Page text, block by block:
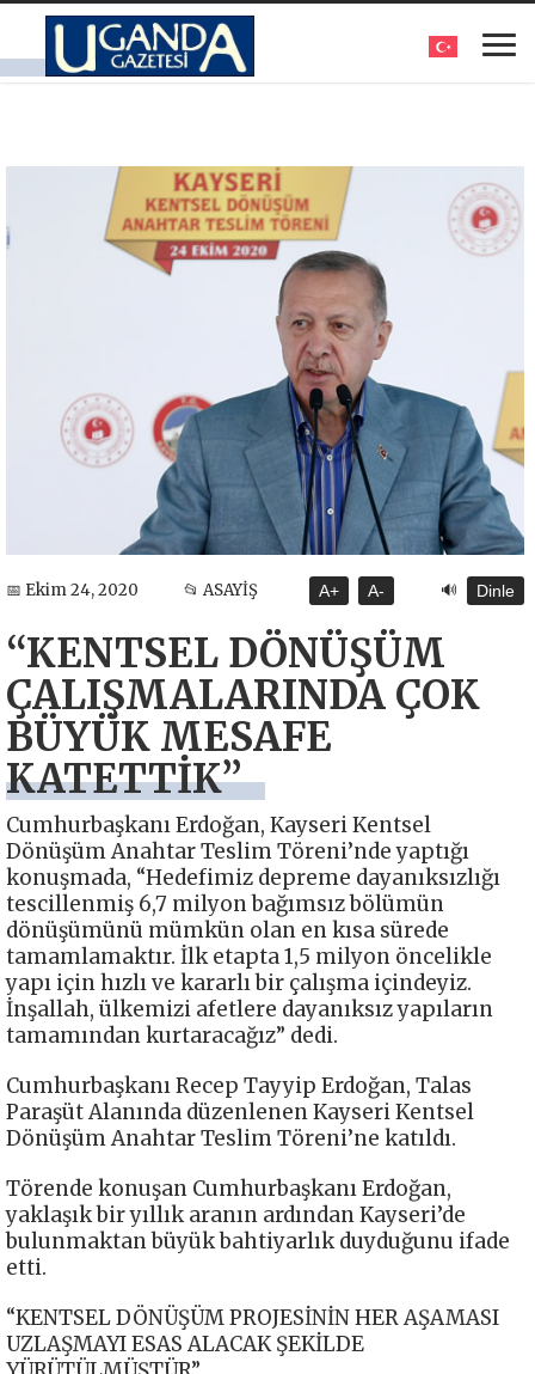
📅 Ekim 24, 2020 📂 ASAYİŞ A+ A- 🔊 Dinle
“KENTSEL DÖNÜŞÜM
ÇALIŞMALARINDA ÇOK
BÜYÜK MESAFE
KATETTİK”
Cumhurbaşkanı Erdoğan, Kayseri Kentsel
Dönüşüm Anahtar Teslim Töreni’nde yaptığı
konuşmada, “Hedefimiz depreme dayanıksızlığı
tescillenmiş 6,7 milyon bağımsız bölümün
dönüşümünü mümkün olan en kısa sürede
tamamlamaktır. İlk etapta 1,5 milyon öncelikle
yapı için hızlı ve kararlı bir çalışma içindeyiz.
İnşallah, ülkemizi afetlere dayanıksız yapıların
tamamından kurtaracağız” dedi.
Cumhurbaşkanı Recep Tayyip Erdoğan, Talas
Paraşüt Alanında düzenlenen Kayseri Kentsel
Dönüşüm Anahtar Teslim Töreni’ne katıldı.
Törende konuşan Cumhurbaşkanı Erdoğan,
yaklaşık bir yıllık aranın ardından Kayseri’de
bulunmaktan büyük bahtiyarlık duyduğunu ifade
etti.
“KENTSEL DÖNÜŞÜM PROJESİNİN HER AŞAMASI
UZLAŞMAYI ESAS ALACAK ŞEKİLDE